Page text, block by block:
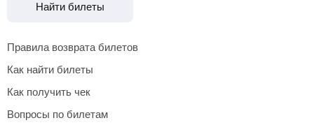
Найти билеты
Правила возврата билетов
Как найти билеты
Как получить чек
Вопросы по билетам